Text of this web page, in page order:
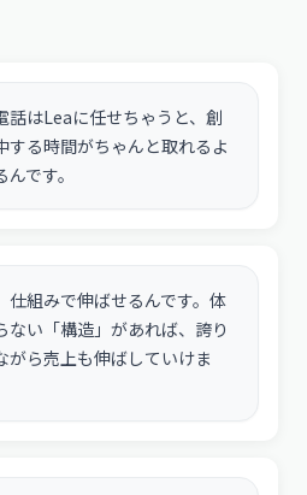
話はLeaに任せちゃうと、創
する時間がちゃんと取れるよ
です。
仕組みで伸ばせるんです。体
ない「構造」があれば、誇り
がら売上も伸ばしていけま